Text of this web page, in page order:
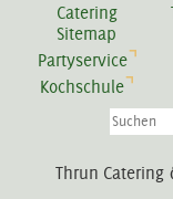
Catering
Sitemap
Partyservice
Kochschule
Thrun Catering